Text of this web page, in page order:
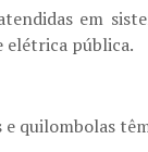
em
elétrica pública.
quilombolas